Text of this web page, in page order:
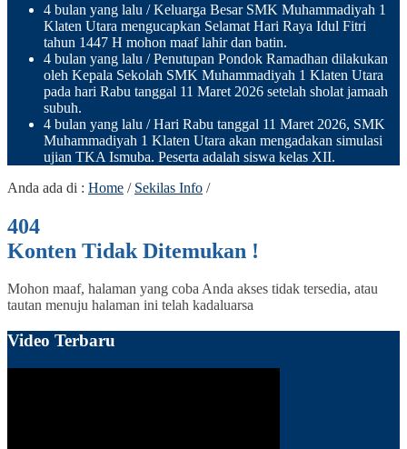
4 bulan yang lalu / Keluarga Besar SMK Muhammadiyah 1
Klaten Utara mengucapkan Selamat Hari Raya Idul Fitri
tahun 1447 H mohon maaf lahir dan batin.
4 bulan yang lalu / Penutupan Pondok Ramadhan dilakukan
oleh Kepala Sekolah SMK Muhammadiyah 1 Klaten Utara
pada hari Rabu tanggal 11 Maret 2026 setelah sholat jamaah
subuh.
4 bulan yang lalu / Hari Rabu tanggal 11 Maret 2026, SMK
Muhammadiyah 1 Klaten Utara akan mengadakan simulasi
ujian TKA Ismuba. Peserta adalah siswa kelas XII.
Anda ada di : Home / Sekilas Info /
404
Konten Tidak Ditemukan !
Mohon maaf, halaman yang coba Anda akses tidak tersedia, atau
tautan menuju halaman ini telah kadaluarsa
Video Terbaru